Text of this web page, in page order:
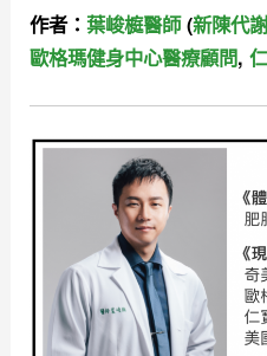
作者：葉峻榳醫師(新陳代
歐格瑪健身中心醫療顧問,